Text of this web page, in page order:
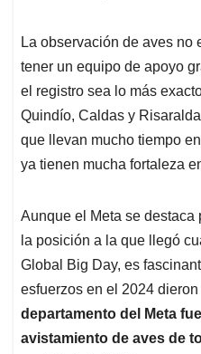
La observación de aves no
tener un equipo de apoyo
el registro sea lo más
Quindío, Caldas y
que llevan mucho tiempo
ya tienen mucha fortaleza
Aunque el Meta se destaca
la posición a la que llegó
Global Big Day, es
esfuerzos en el 2024
departamento del Meta
avistamiento de aves de